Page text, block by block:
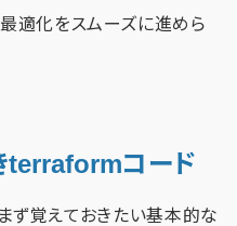
適化をスムーズに進めら
terraformコード
ず覚えておきたい基本的な